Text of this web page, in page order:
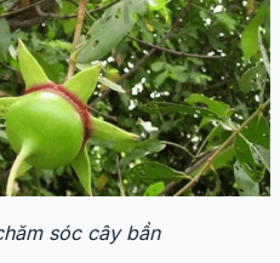
sóc cây bần